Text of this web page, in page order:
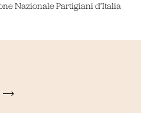
Nazionale Partigiani d’Italia